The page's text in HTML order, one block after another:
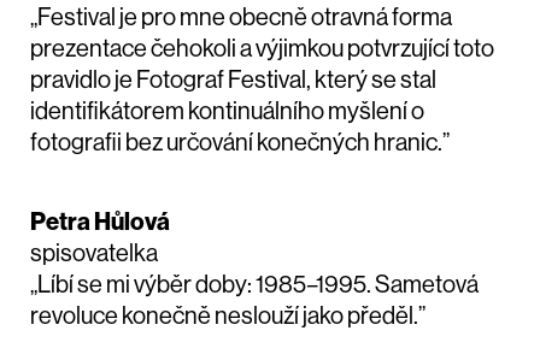
„Festival je pro mne obecně otravná forma
prezentace čehokoli a výjimkou potvrzující toto
pravidlo je Fotograf Festival, který se stal
identifikátorem kontinuálního myšlení o
fotografii bez určování konečných hranic.”
Petra Hůlová
spisovatelka
„Líbí se mi výběr doby: 1985–1995. Sametová
revoluce konečně neslouží jako předěl.”